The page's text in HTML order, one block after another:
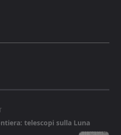
telescopi sulla Luna